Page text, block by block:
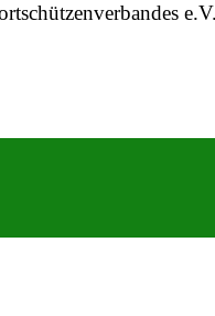
e.V.